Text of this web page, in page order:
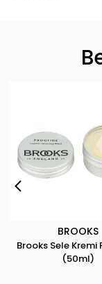
BROOKS
Brooks Sele
(50ml)